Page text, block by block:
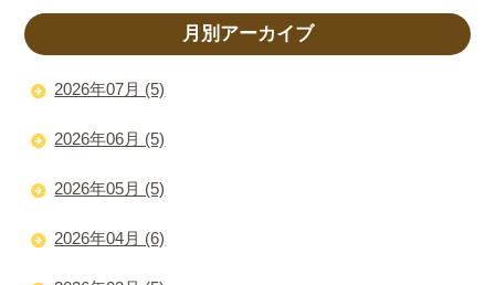
月別アーカイブ
2026年07月 (5)
2026年06月 (5)
2026年05月 (5)
2026年04月 (6)